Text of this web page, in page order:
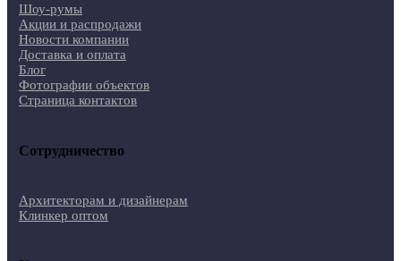
Шоу-румы
Акции и распродажи
Новости компании
Доставка и оплата
Блог
Фотографии объектов
Страница контактов
Сотрудничество
Архитекторам и дизайнерам
Клинкер оптом